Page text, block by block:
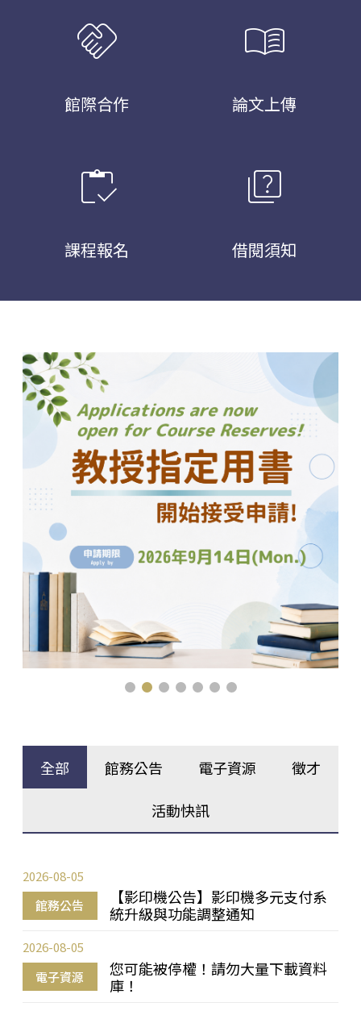
handshake
館際合作
menu_book
論文上傳
inventory
課程報名
quiz
借閱須知
全部 館務公告 電子資源 徵才
活動快訊
館務公告
【影印機公告】影印機多元支付系
統升級與功能調整通知
2026-08-05
電子資源
您可能被停權！請勿大量下載資料
庫！
2026-08-05